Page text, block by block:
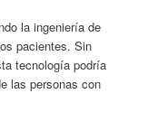
la ingeniería de
pacientes. Sin
tecnología podría
las personas con